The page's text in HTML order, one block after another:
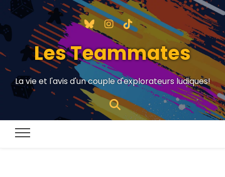
Les Teammates
La vie et l'avis d'un couple d'explorateurs ludiques!